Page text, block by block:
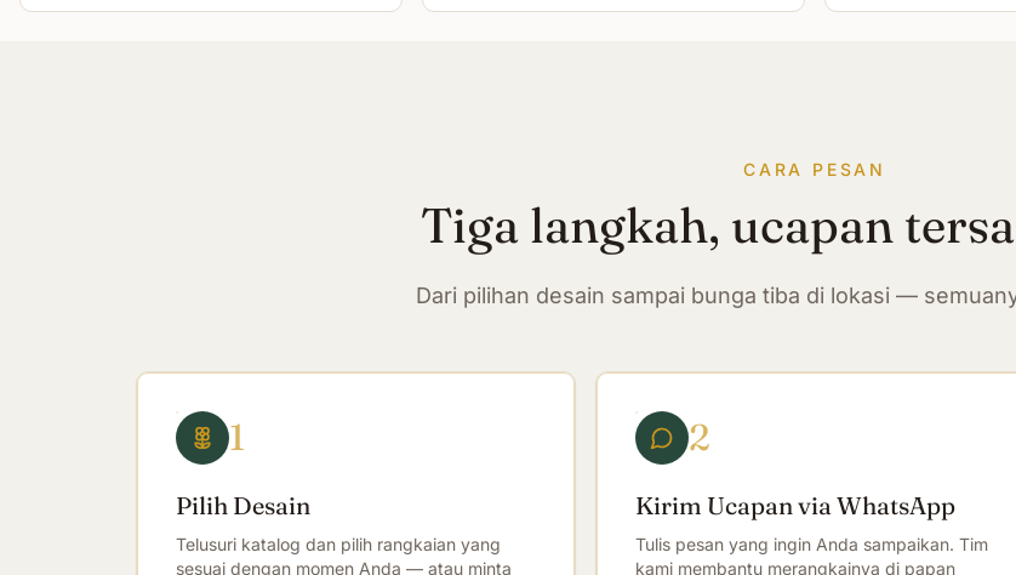
CARA PESAN
Tiga langkah, ucapan
Dari pilihan desain sampai bunga tiba di lokasi —
1
Pilih Desain
Telusuri katalog dan pilih rangkaian yang
sesuai dengan momen Anda — atau minta
2
Kirim Ucapan via WhatsApp
Tulis pesan yang ingin Anda sampaikan. Tim
kami membantu merangkainya di papan